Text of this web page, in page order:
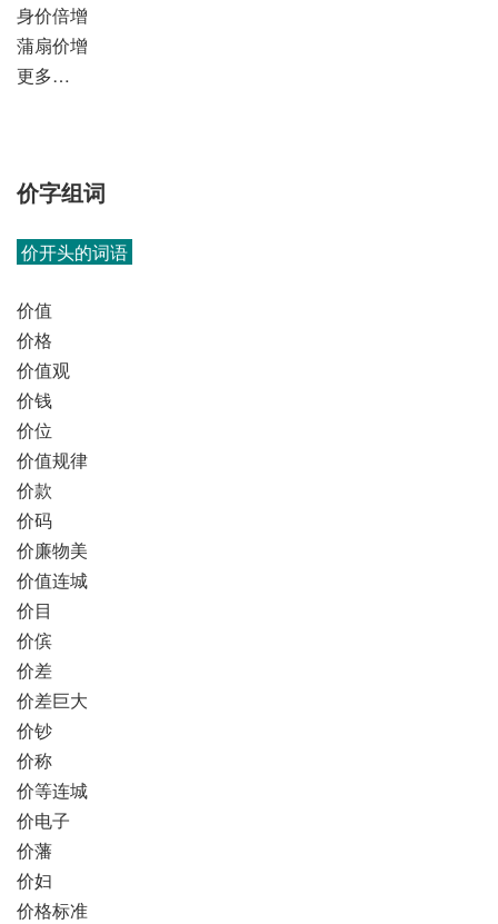
身价倍增
蒲扇价增
更多…
价字组词
价开头的词语
价值
价格
价值观
价钱
价位
价值规律
价款
价码
价廉物美
价值连城
价目
价傧
价差
价差巨大
价钞
价称
价等连城
价电子
价藩
价妇
价格标准